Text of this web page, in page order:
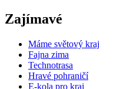
Zajímavé
Máme světový kraj
Fajna zima
Technotrasa
Hravé pohraničí
E-kola pro kraj